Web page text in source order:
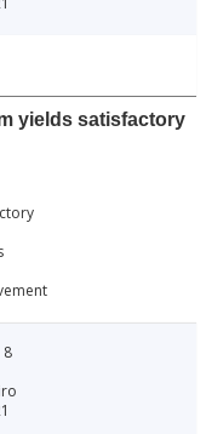
yields satisfactory
8